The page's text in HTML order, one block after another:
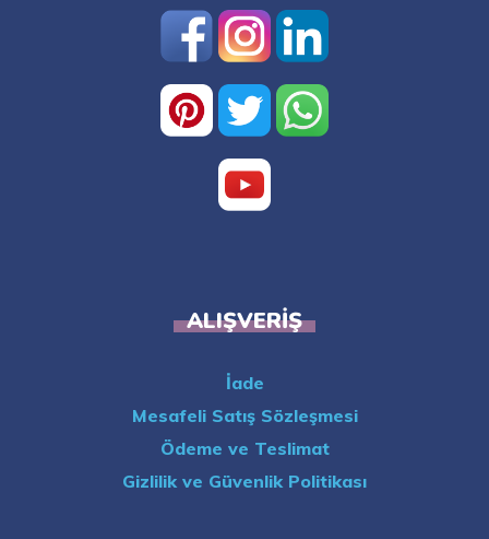
ALIŞVERIŞ
İade
Mesafeli Satış Sözleşmesi
Ödeme ve Teslimat
Gizlilik ve Güvenlik Politikası